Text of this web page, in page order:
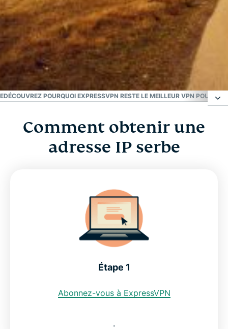
Le VPN N° 1
Meilleur VPN pour la
Serbie
DÉCOUVREZ POURQUOI EXPRESSVPN RESTE LE MEILLEUR VPN POUR LA
Comment obtenir une adresse IP serbe
Pourquoi utiliser un serveur VPN situé en Serbie ?
Peut-on utiliser un VPN gratuit pour obtenir une
adresse IP en Serbie ?
Restrictions relatives à l'internet en Serbie
Découvrez pourquoi ExpressVPN reste le meilleur
Comment obtenir une
adresse IP serbe
Étape 1
Abonnez-vous à ExpressVPN
.